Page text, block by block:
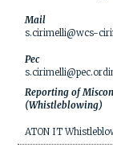
Mail
s.cirimelli@wcs-
Pec
Reporting of
(Whistleblowing)
ATON IT